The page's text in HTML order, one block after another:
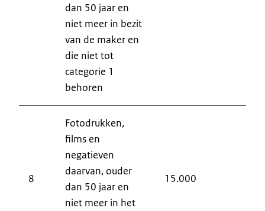
dan 50 jaar en
niet meer in bezit
van de maker en
die niet tot
categorie 1
behoren
8
Fotodrukken,
films en
negatieven
daarvan, ouder
dan 50 jaar en
niet meer in het
15.000